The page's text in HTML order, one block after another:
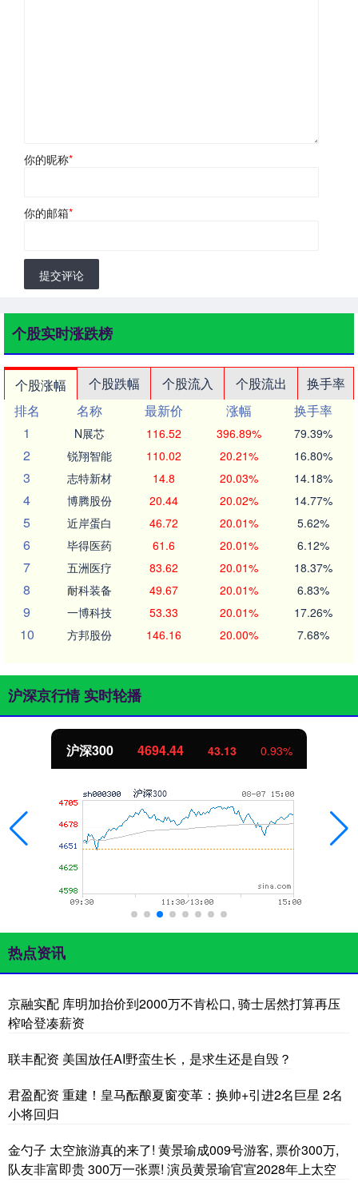
你的昵称*
你的邮箱*
提交评论
个股实时涨跌榜
个股涨幅 个股跌幅 个股流入 个股流出
换手率
排名
名称 最新价 涨幅
换手率
1
N展芯 116.52 396.89% 79.39%
2 锐翔智能 110.02 20.21% 16.80%
3 志特新材 14.8 20.03% 14.18%
4 博腾股份 20.44 20.02% 14.77%
5 近岸蛋白 46.72 20.01% 5.62%
6 毕得医药 61.6 20.01% 6.12%
7 五洲医疗 83.62 20.01% 18.37%
8 耐科装备 49.67 20.01% 6.83%
9 一博科技 53.33 20.01% 17.26%
10 方邦股份 146.16 20.00% 7.68%
沪深京行情 实时轮播
沪深300 4694.44 43.13 0.93%
热点资讯
京融实配 库明加抬价到2000万不肯松口, 骑士居然打算再压
榨哈登凑薪资
联丰配资 美国放任AI野蛮生长，是求生还是自毁？
君盈配资 重建！皇马酝酿夏窗变革：换帅+引进2名巨星 2名
小将回归
金勺子 太空旅游真的来了! 黄景瑜成009号游客, 票价300万,
队友非富即贵 300万一张票! 演员黄景瑜官宣2028年上太空